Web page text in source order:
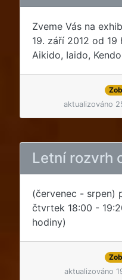
Zveme Vás na
19. září 2012 od 19
Aikido, Iaido,
aktualizováno
Letní rozvrh
(červenec - srpen)
čtvrtek 18:00 -
hodiny)
aktualizováno